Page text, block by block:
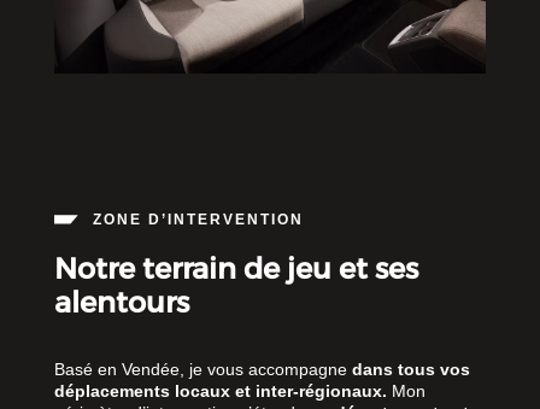
ZONE D’INTERVENTION
Notre terrain de jeu et ses
alentours
Basé en Vendée, je vous accompagnedans tous vos
déplacements locaux et inter-régionaux. Mon